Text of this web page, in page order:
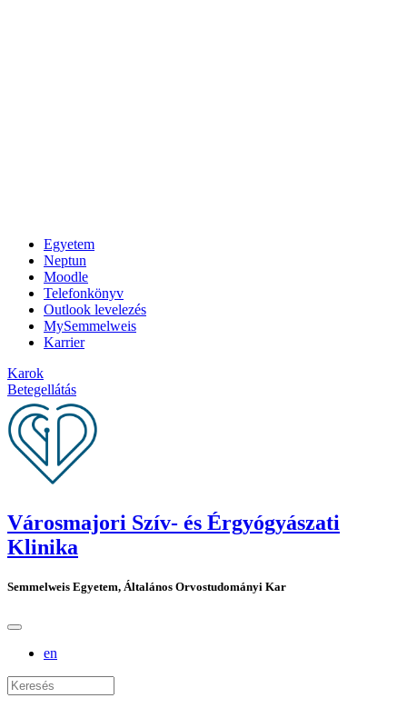
Egyetem
Neptun
Moodle
Telefonkönyv
Outlook levelezés
MySemmelweis
Karrier
Karok
Betegellátás
Városmajori Szív- és Érgyógyászati
Klinika
Semmelweis Egyetem, Általános Orvostudományi Kar
en